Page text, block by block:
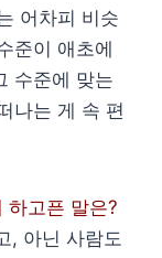
어차피 비슷
준이 애초에
수준에 맞는
나는 게 속 편
하고픈 말은?
, 아닌 사람도